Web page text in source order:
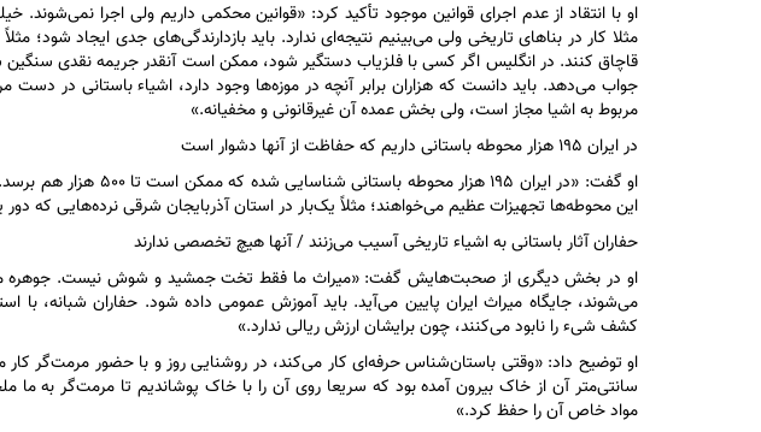
او با انتقاد از عدم اجرای قوانین موجود تأکید کرد: «قوانین محکمی داریم ولی اجرا نمی‌شوند.
مثلا کار در بنا‌های تاریخی ولی می‌بینیم نتیجه‌ای ندارد. باید بازدارندگی‌های جدی ایجاد شود؛
قاچاق کنند. در انگلیس اگر کسی با فلزیاب دستگیر شود، ممکن است آنقدر جریمه نقدی سنگین
جواب می‌دهد. باید دانست که هزاران برابر آنچه در موزه‌ها وجود دارد، اشیاء باستانی در
مربوط به اشیا مجاز است، ولی بخش عمده آن غیرقانونی و مخفیانه.»
در ایران ۱۹۵ هزار محوطه باستانی داریم که حفاظت از آنها دشوار است
این محوطه‌ها تجهیزات عظیم می‌خواهند؛ مثلاً یک‌بار در استان آذربایجان شرقی نرده‌هایی که دور
حفاران آثار باستانی به اشیاء تاریخی آسیب می‌زنند / آنها هیچ تخصصی ندارند
او در بخش دیگری از صحبت‌هایش گفت: «میراث ما فقط تخت جمشید و شوش نیست. جوهره
می‌شوند، جایگاه میراث ایران پایین می‌آید. باید آموزش عمومی داده شود. حفاران شبانه،
کشف شیء را نابود می‌کنند، چون برایشان ارزش ریالی ندارد.»
او توضیح داد: «وقتی باستان‌شناس حرفه‌ای کار می‌کند، در روشنایی روز و با حضور مرمت‌گر
سانتی‌متر آن از خاک بیرون آمده بود که سریعا روی آن را با خاک پوشاندیم تا مرمت‌گر به
مواد خاص آن را حفظ کرد.»